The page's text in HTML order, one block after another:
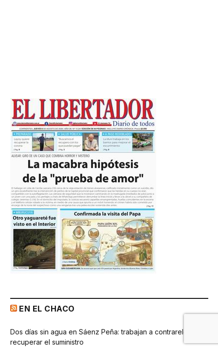
EN EL CHACO
Dos días sin agua en Sáenz Peña: trabajan a contrareloj para
recuperar el suministro